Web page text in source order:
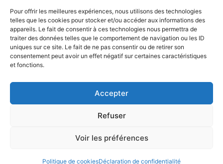
Pour offrir les meilleures expériences, nous utilisons des technologies
telles que les cookies pour stocker et/ou accéder aux informations des
appareils. Le fait de consentir à ces technologies nous permettra de
traiter des données telles que le comportement de navigation ou les ID
uniques sur ce site. Le fait de ne pas consentir ou de retirer son
consentement peut avoir un effet négatif sur certaines caractéristiques
et fonctions.
Accepter
Refuser
Voir les préférences
Politique de cookiesDéclaration de confidentialité
Mentions légales
Conditions générales d'utilisation
Conditions générales de vente
Politique de cookies
Politique de confidentialité
© 2026 Console retrogaming.fr